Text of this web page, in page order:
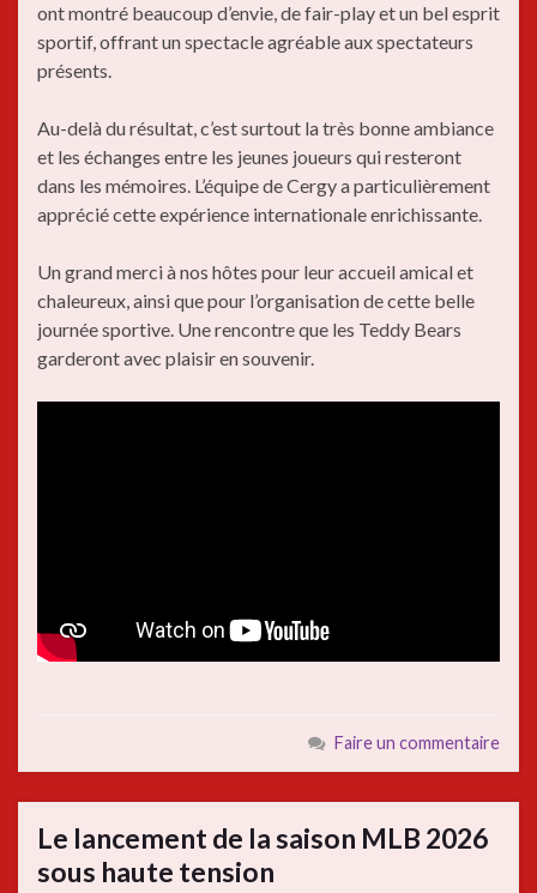
ont montré beaucoup d’envie, de fair-play et un bel esprit
sportif, offrant un spectacle agréable aux spectateurs
présents.
Au-delà du résultat, c’est surtout la très bonne ambiance
et les échanges entre les jeunes joueurs qui resteront
dans les mémoires. L’équipe de Cergy a particulièrement
apprécié cette expérience internationale enrichissante.
Un grand merci à nos hôtes pour leur accueil amical et
chaleureux, ainsi que pour l’organisation de cette belle
journée sportive. Une rencontre que les Teddy Bears
garderont avec plaisir en souvenir.
Faire un commentaire
Le lancement de la saison MLB 2026
sous haute tension